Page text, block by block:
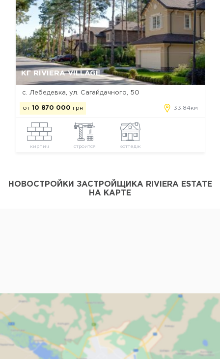
КГ RIVIERA VILLAGE
с. Лебедевка, ул. Сагайдачного, 50
от 10 870 000 грн 33.84км
кирпич строится коттедж
Да, удалить Отмена
НОВОСТРОЙКИ ЗАСТРОЙЩИКА RIVIERA ESTATE
НА КАРТЕ